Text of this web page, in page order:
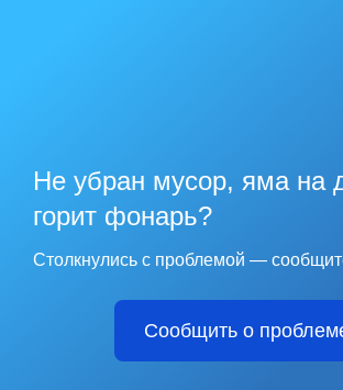
Не убран мусор, яма на
горит фонарь?
Столкнулись с проблемой —
Сообщить о